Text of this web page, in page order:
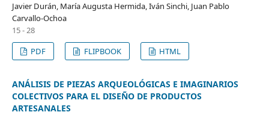
Javier Durán, María Augusta Hermida, Iván Sinchi, Juan Pablo
Carvallo-Ochoa
15 - 28
PDF
FLIPBOOK HTML
ANÁLISIS DE PIEZAS ARQUEOLÓGICAS E IMAGINARIOS
COLECTIVOS PARA EL DISEÑO DE PRODUCTOS
ARTESANALES